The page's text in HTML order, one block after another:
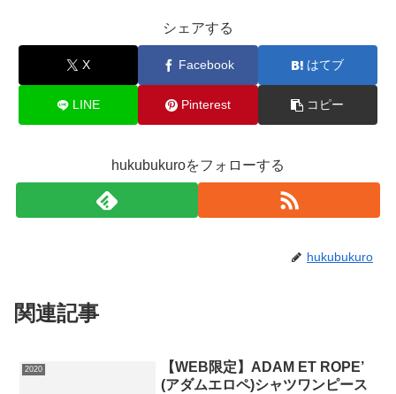
シェアする
X Facebook はてブ
LINE Pinterest コピー
hukubukuroをフォローする
hukubukuro
関連記事
2020
【WEB限定】ADAM ET ROPE’
(アダムエロペ)シャツワンピース